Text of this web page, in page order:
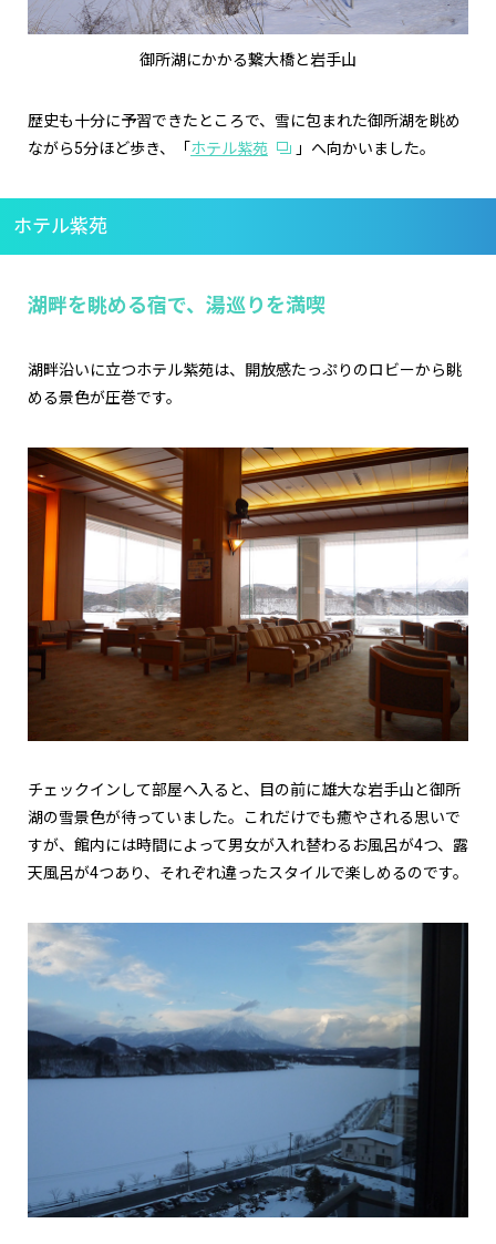
御所湖にかかる繋大橋と岩手山
歴史も十分に予習できたところで、雪に包まれた御所湖を眺め
ながら5分ほど歩き、「 ホテル紫苑 」へ向かいました。
ホテル紫苑
湖畔を眺める宿で、湯巡りを満喫
湖畔沿いに立つホテル紫苑は、開放感たっぷりのロビーから眺
める景色が圧巻です。
チェックインして部屋へ入ると、目の前に雄大な岩手山と御所
湖の雪景色が待っていました。これだけでも癒やされる思いで
すが、館内には時間によって男女が入れ替わるお風呂が4つ、露
天風呂が4つあり、それぞれ違ったスタイルで楽しめるのです。